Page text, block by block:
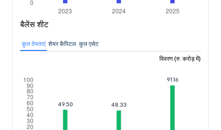
बैलेंस शीट
कुल देयताएं शेयर कैपिटल कुल एसेट
विवरण (रु. करोड़ में)